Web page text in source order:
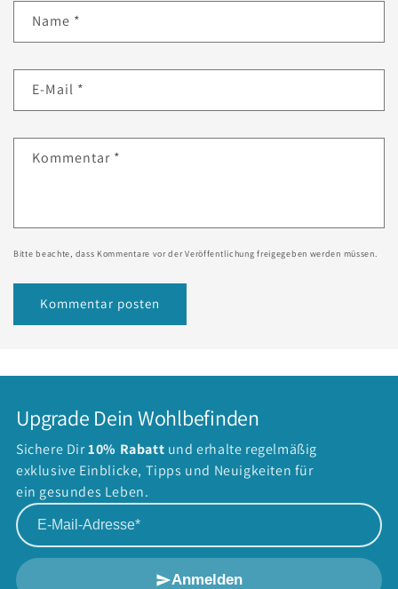
Name *
E-Mail *
Kommentar *
Bitte beachte, dass Kommentare vor der Veröffentlichung freigegeben werden müssen.
Upgrade Dein Wohlbefinden
Sichere Dir10% Rabatt und erhalte regelmäßig
exklusive Einblicke, Tipps und Neuigkeiten für
ein gesundes Leben.
E-Mail-Adresse
Anmelden